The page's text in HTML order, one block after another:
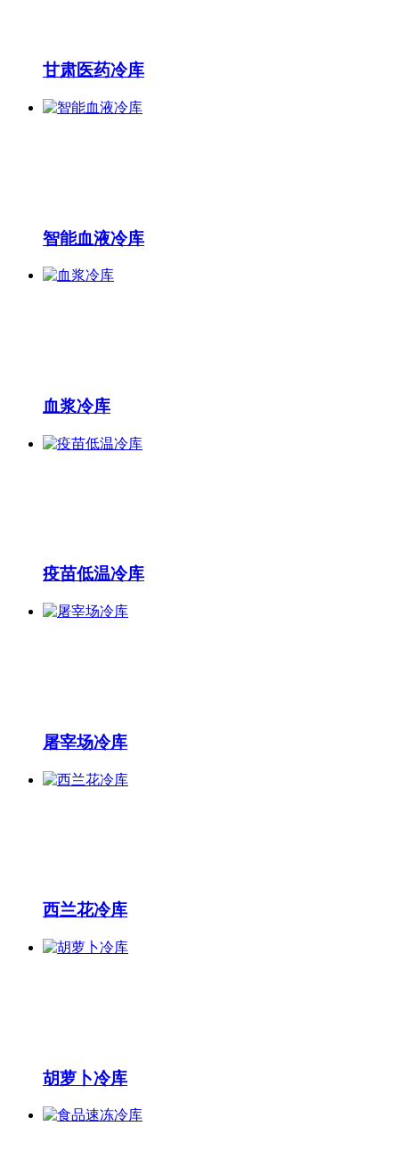
甘肃医药冷库
智能血液冷库
血浆冷库
疫苗低温冷库
屠宰场冷库
西兰花冷库
胡萝卜冷库